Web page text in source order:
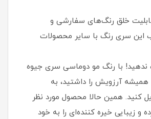
خلق رنگ‌های سفارشی و
این سری رنگ با سایر محصولات
با رنگ مو دوماسی سری جیوه
همیشه آرزویش را داشتید، به
کنید. همین حالا محصول مورد نظر
و زیبایی خیره‌ کننده‌ای را به خود